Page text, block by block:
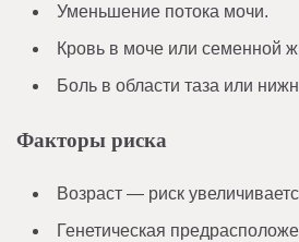
Уменьшение потока мочи.
Кровь в моче или семенной
Боль в области таза или
Факторы риска
Возраст — риск
Генетическая